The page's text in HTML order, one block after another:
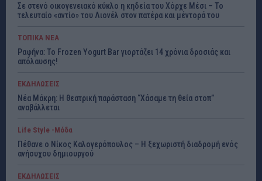
Σε στενό οικογενειακό κύκλο η κηδεία του Χόρχε Μέσι – Το
τελευταίο «αντίο» του Λιονέλ στον πατέρα και μέντορά του
ΤΟΠΙΚΑ ΝΕΑ
Ραφήνα: Το Frozen Yogurt Bar γιορτάζει 14 χρόνια δροσιάς και
απόλαυσης!
ΕΚΔΗΛΩΣΕΙΣ
Νέα Μάκρη: Η θεατρική παράσταση “Χάσαμε τη θεία στοπ”
αναβάλλεται
Life Style -Μόδα
Πέθανε ο Νίκος Καλογερόπουλος – Η ξεχωριστή διαδρομή ενός
ανήσυχου δημιουργού
ΕΚΔΗΛΩΣΕΙΣ